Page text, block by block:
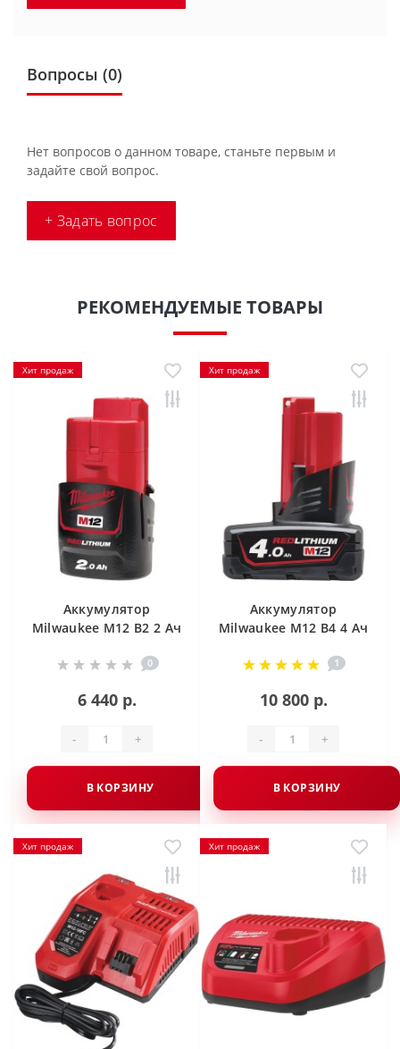
Вопросы (0)
Нет вопросов о данном товаре, станьте первым и
задайте свой вопрос.
+ Задать вопрос
РЕКОМЕНДУЕМЫЕ ТОВАРЫ
Хит продаж
Аккумулятор
Milwaukee M12 B2 2 Ач
0
6 440 р.
- +
В КОРЗИНУ
Хит продаж
Аккумулятор
Milwaukee M12 B4 4 Ач
1
10 800 р.
- +
В КОРЗИНУ
Хит продаж Хит продаж